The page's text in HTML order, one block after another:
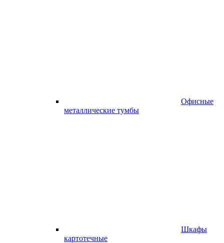
Офисные
металлические тумбы
Шкафы
картотечные